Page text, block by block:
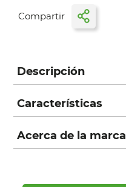
Descripción
Características
Acerca de la marca